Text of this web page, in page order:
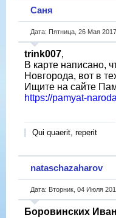
Саня
Дата: Пятница, 26 Мая
trink007,
В карте написано,
Новгорода, вот в
Ищите на сайте
https://pamyat-
Qui quaerit, reperit
nataschazaharov
Дата: Вторник, 04 Июля
Боровинских